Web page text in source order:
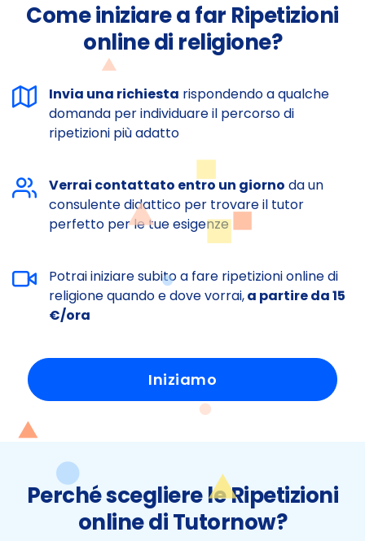
Come iniziare a far Ripetizioni
online di religione?
Invia una richiesta rispondendo a qualche
domanda per individuare il percorso di
ripetizioni più adatto
Verrai contattato entro un giorno da un
consulente didattico per trovare il tutor
perfetto per le tue esigenze
Potrai iniziare subito a fare ripetizioni online di
religione quando e dove vorrai,a partire da 15
€/ora
Iniziamo
Perché scegliere le Ripetizioni
online di Tutornow?